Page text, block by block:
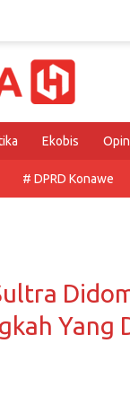
Ekobis
# DPRD Konawe
Yang